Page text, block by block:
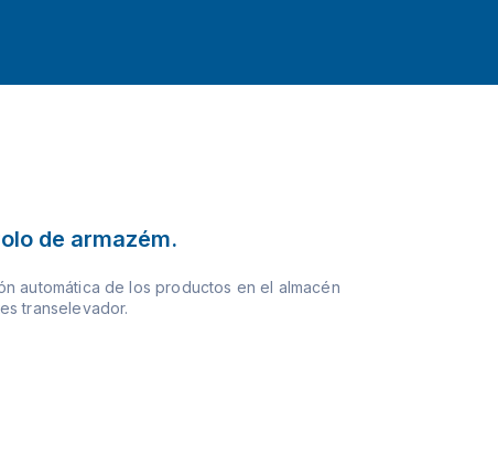
de armazém.
automática de los productos en el almacén
transelevador.